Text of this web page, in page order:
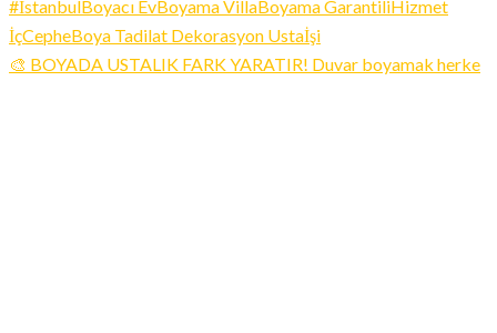
🎨 BOYADA USTALIK FARK YARATIR! Duvar boyamak herke